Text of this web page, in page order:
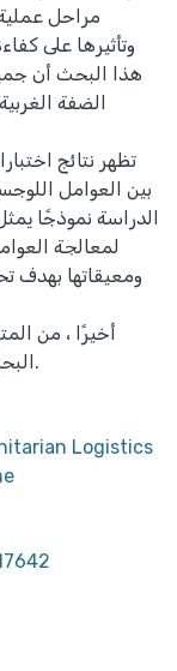
مراحل عملية
وتأثيرها على
هذا البحث أن
الضفة
تظهر نتائج
بين العوامل
الدراسة نموذجًا
لمعالجة
ومعيقاتها بهدف
أخيرًا ، من
البحوث المستقبلية استنادًا إلى نتائج هذا البحث.
Logistics